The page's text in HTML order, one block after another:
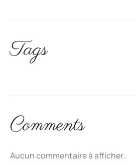
Tags
Comments
Aucun commentaire à afficher.